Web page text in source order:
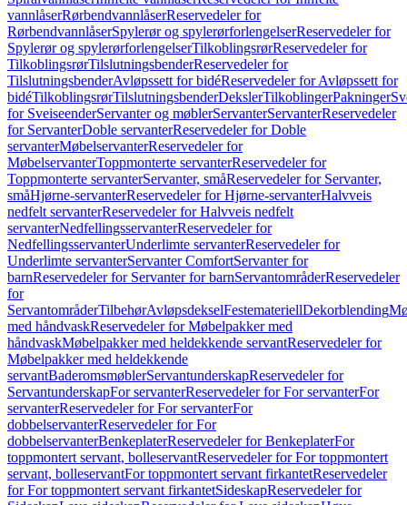
vannlåserRørbendvannlåserReservedeler for
RørbendvannlåserSpylerør og spylerørforlengelserReservedeler for
Spylerør og spylerørforlengelserTilkoblingsrørReservedeler for
TilkoblingsrørTilslutningsbenderReservedeler for
TilslutningsbenderAvløpssett for bidéReservedeler for Avløpssett for
bidéTilkoblingsrørTilslutningsbenderDekslerTilkoblingerPakninger
for SveiseenderServanter og møblerServanterServanterReservedeler
for ServanterDoble servanterReservedeler for Doble
servanterMøbelservanterReservedeler for
MøbelservanterToppmonterte servanterReservedeler for
Toppmonterte servanterServanter, småReservedeler for Servanter,
småHjørne-servanterReservedeler for Hjørne-servanterHalvveis
nedfelt servanterReservedeler for Halvveis nedfelt
servanterNedfellingsservanterReservedeler for
NedfellingsservanterUnderlimte servanterReservedeler for
Underlimte servanterServanter ComfortServanter for
barnReservedeler for Servanter for barnServantområderReservedeler
for
ServantområderTilbehørAvløpsdekselFestemateriellDekorblending
med håndvaskReservedeler for Møbelpakker med
håndvaskMøbelpakker med heldekkende servantReservedeler for
Møbelpakker med heldekkende
servantBaderomsmøblerServantunderskapReservedeler for
ServantunderskapFor servanterReservedeler for For servanterFor
servanterReservedeler for For servanterFor
dobbelservanterReservedeler for For
dobbelservanterBenkeplaterReservedeler for BenkeplaterFor
toppmontert servant, bolleservantReservedeler for For toppmontert
servant, bolleservantFor toppmontert servant firkantetReservedeler
for For toppmontert servant firkantetSideskapReservedeler for